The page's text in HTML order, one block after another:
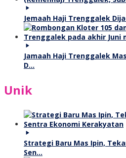
Jemaah Haji Trenggalek
Jamaah Haji Trenggalek
D…
Unik
Strategi Baru Mas Ipin,
Sen…